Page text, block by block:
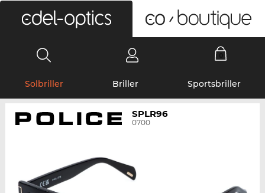
Solbriller Briller Sportsbriller
SPLR96
0700